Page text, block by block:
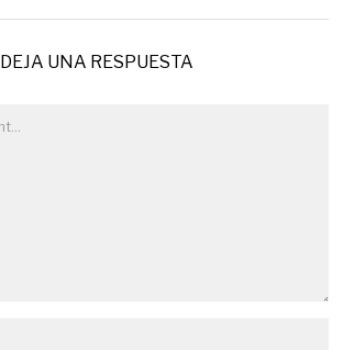
DEJA UNA RESPUESTA